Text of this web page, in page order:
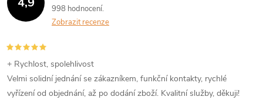
998 hodnocení
Zobrazit recenze
+ Rychlost, spolehlivost
Velmi solidní jednání se zákazníkem, funkční kontakty, rychlé
vyřízení od objednání, až po dodání zboží. Kvalitní služby, děkuji!